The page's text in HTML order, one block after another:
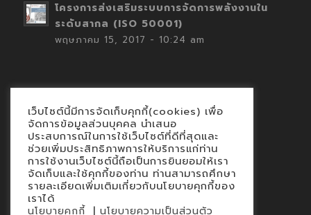
โครงการส่งเสริมระบบการจัดการพลังงานใน
ระดับสากล (ISO 50001)
พฤษภาคม 15, 2017 - 10:24 am
Contact
นโยบายคุกกี้
นโยบายข้อมูลส่วนบุคคล
เว็บไซต์นี้มีการจัดเก็บคุกกี้(cookies) เพื่อ
จัดการข้อมูลส่วนบุคคล นำเสนอ
ประสบการณ์ในการใช้เว็บไซต์ที่ดีที่สุดและ
ช่วยเพิ่มประสิทธิภาพการให้บริการแก่ท่าน
การใช้งานเว็บไซต์นี้ถือเป็นการยินยอมให้เรา
จัดเก็บและใช้คุกกี้ของท่าน ท่านสามารถศึกษา
รายละเอียดเพิ่มเติมเกี่ยวกับนโยบายคุกกี้ของ
เราได้
นโยบายคุกกี้ | นโยบายความเป็นส่วนตัว